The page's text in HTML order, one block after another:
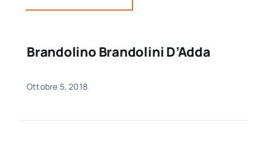
Brandolino Brandolini D’Adda
Ottobre 5, 2018